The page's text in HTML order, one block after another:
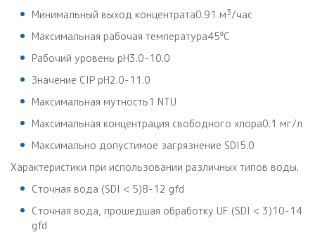
Минимальный выход концентрата0.91 м3/час
Максимальная рабочая температура45⁰С
Рабочий уровень pH3.0-10.0
Значение CIP pH2.0-11.0
Максимальная мутность1 NTU
Максимальная концентрация свободного хлора0.1 мг/л
Максимально допустимое загрязнение SDI5.0
Характеристики при использовании различных типов воды.
Сточная вода (SDI < 5)8-12 gfd
Сточная вода, прошедшая обработку UF (SDI < 3)10-14
gfd